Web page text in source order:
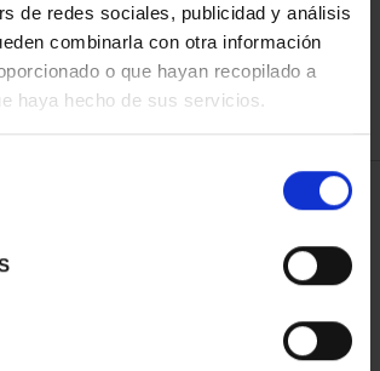
de redes sociales, publicidad y análisis
combinarla con otra información
o que hayan recopilado a
haya hecho de sus servicios.
REFINAR